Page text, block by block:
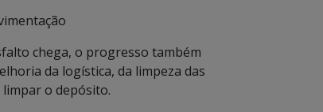
chega, o progresso também
da logística, da limpeza das
o depósito.